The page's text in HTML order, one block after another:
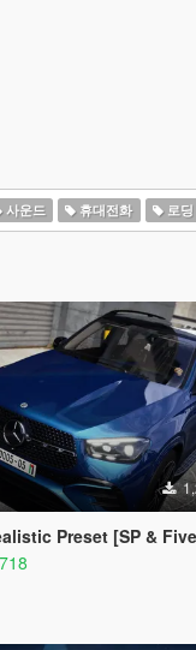
사운드 휴대전화 로딩
Preset [SP &